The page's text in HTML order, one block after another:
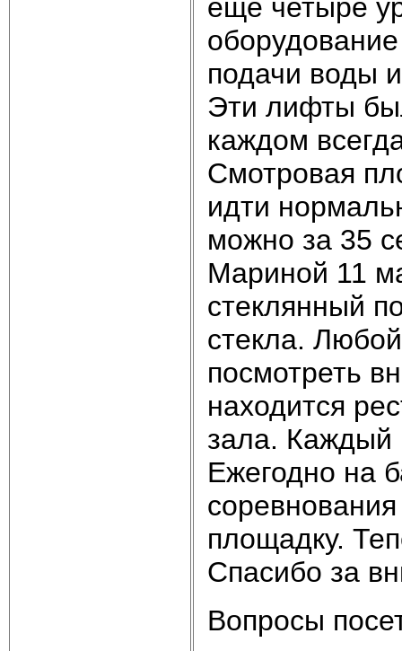
еще четыре
подачи воды
Эти лифты
каждом
Смотровая
идти
можно за 35
Мариной 11
стеклянный
стекла.
посмотреть
находится
зала. Каждый
Ежегодно на
площадку.
Спасибо за
Вопросы